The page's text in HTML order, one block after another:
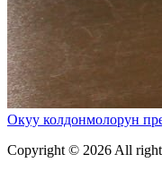
Окуу колдонмолорун
Copyright © 2026 All